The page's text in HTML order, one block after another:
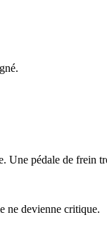
Une pédale de frein
ne devienne critique.